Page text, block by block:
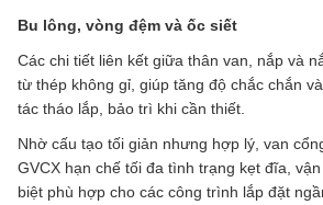
Bu lông, vòng đệm và ốc siết
Các chi tiết liên kết giữa thân van, nắp và
từ thép không gỉ, giúp tăng độ chắc chắn
tác tháo lắp, bảo trì khi cần thiết.
Nhờ cấu tạo tối giản nhưng hợp lý, van
GVCX hạn chế tối đa tình trạng kẹt đĩa,
biệt phù hợp cho các công trình lắp đặt